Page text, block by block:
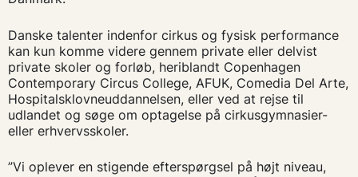
Danske talenter indenfor cirkus og fysisk performance
kan kun komme videre gennem private eller delvist
private skoler og forløb, heriblandt Copenhagen
Contemporary Circus College, AFUK, Comedia Del Arte,
Hospitalsklovneuddannelsen, eller ved at rejse til
udlandet og søge om optagelse på cirkusgymnasier-
eller erhvervsskoler.
”Vi oplever en stigende efterspørgsel på højt niveau,